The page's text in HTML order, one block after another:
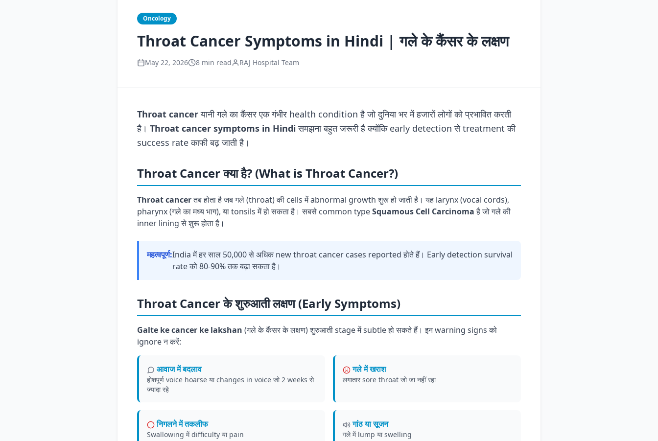
Oncology
Throat Cancer Symptoms in Hindi | गले के कैंसर के लक्षण
May 22, 2026 8 min read RAJ Hospital Team
Throat cancerयानी गले का कैंसर एक गंभीर health condition है जो दुनिया भर में हजारों लोगों को प्रभावित करती
है। Throat cancer symptoms in Hindi समझना बहुत जरूरी है क्योंकि early detection से treatment की
success rate काफी बढ़ जाती है।
Throat Cancer क्या है? (What is Throat Cancer?)
Throat cancerतब होता है जब गले (throat) की cells में abnormal growth शुरू हो जाती है। यह larynx (vocal cords),
pharynx (गले का मध्य भाग), या tonsils में हो सकता है। सबसे common typeSquamous Cell Carcinomaहै जो गले की
inner lining से शुरू होता है।
महत्वपूर्ण:India में हर साल 50,000 से अधिक new throat cancer cases reported होते हैं। Early detection survival
rate को 80-90% तक बढ़ा सकता है।
Throat Cancer के शुरुआती लक्षण (Early Symptoms)
Galte ke cancer ke lakshan (गले के कैंसर के लक्षण) शुरुआती stage में subtle हो सकते हैं। इन warning signs को
ignore न करें:
️ आवाज में बदलाव
होशपूर्ण voice hoarse या changes in voice जो 2 weeks से
ज्यादा रहे
गले में खराश
लगातार sore throat जो जा नहीं रहा
निगलने में तकलीफ
Swallowing में difficulty या pain
गांठ या सूजन
गले में lump या swelling